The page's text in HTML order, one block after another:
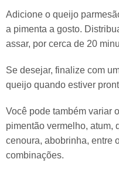
Adicione o queijo
a pimenta a gosto.
assar, por cerca de 20
Se desejar, finalize com
queijo quando estiver
Você pode também variar
pimentão vermelho, atum,
cenoura, abobrinha, entre
combinações.